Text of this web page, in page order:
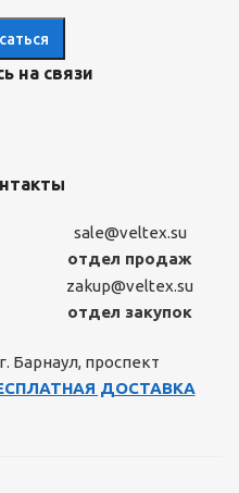
на связи
sale@veltex.su
отдел продаж
zakup@veltex.su
отдел закупок
Барнаул, проспект
ДОСТАВКА